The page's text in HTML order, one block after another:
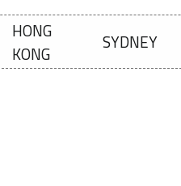
HONG
KONG
SYDNEY